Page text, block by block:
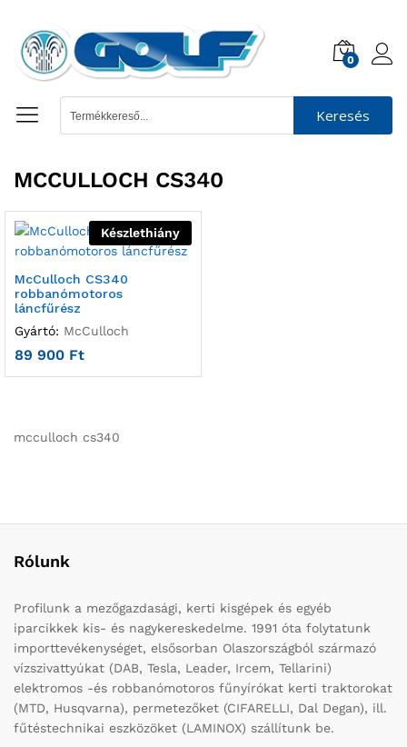
0
Keresés
MCCULLOCH CS340
Készlethiány
McCulloch CS340
robbanómotoros
láncfűrész
Gyártó: McCulloch
89 900 Ft
mcculloch cs340
Rólunk
Profilunk a mezőgazdasági, kerti kisgépek és egyéb
iparcikkek kis- és nagykereskedelme. 1991 óta folytatunk
importtevékenységet, elsősorban Olaszországból származó
vízszivattyúkat (DAB, Tesla, Leader, Ircem, Tellarini)
elektromos -és robbanómotoros fűnyírókat kerti traktorokat
(MTD, Husqvarna), permetezőket (CIFARELLI, Dal Degan), ill.
fűtéstechnikai eszközöket (LAMINOX) szállítunk be.